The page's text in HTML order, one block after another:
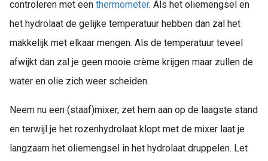
controleren met een thermometer. Als het oliemengsel en
het hydrolaat de gelijke temperatuur hebben dan zal het
makkelijk met elkaar mengen. Als de temperatuur teveel
afwijkt dan zal je geen mooie crème krijgen maar zullen de
water en olie zich weer scheiden.
Neem nu een (staaf)mixer, zet hem aan op de laagste stand
en terwijl je het rozenhydrolaat klopt met de mixer laat je
langzaam het oliemengsel in het hydrolaat druppelen. Let